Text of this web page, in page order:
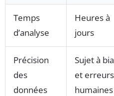
Temps
d’analyse
Heures à
jours
Précision
des
données
Sujet à
et erreurs
humaines